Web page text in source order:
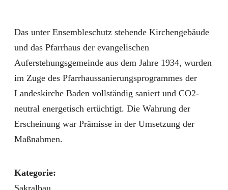
Das unter Ensembleschutz stehende Kirchengebäude
und das Pfarrhaus der evangelischen
Auferstehungsgemeinde aus dem Jahre 1934, wurden
im Zuge des Pfarrhaussanierungsprogrammes der
Landeskirche Baden vollständig saniert und CO2-
neutral energetisch ertüchtigt. Die Wahrung der
Erscheinung war Prämisse in der Umsetzung der
Maßnahmen.
Kategorie: